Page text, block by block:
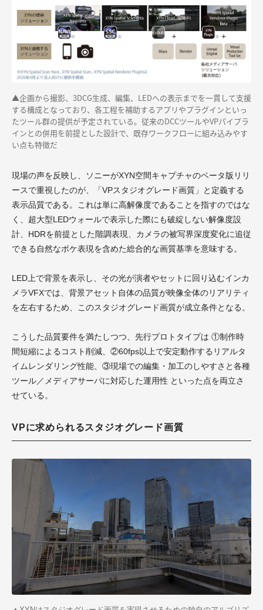
▲企画から撮影、3DCG生成、編集、LEDへの表示までを一貫して支援
する構成となっており、各工程を補助するアプリやプラグインといっ
たツール群の提供が予定されている。従来のDCCツールやVPパイプラ
インとの併用を前提とした設計で、既存ワークフローに組み込みやす
い点も特徴だ
現場の声を反映し、ソニーがXYN空間キャプチャのベータ版リリ
ースで重視したのが、「VPスタジオグレード画質」と定義する
表示品質である。これは単に高解像度であることを指すのではな
く、超大型LEDウォールで表示した際にも破綻しない解像度設
計、HDRを前提とした階調表現、カメラの被写界深度変化に追従
できる自然なボケ表現を含めた総合的な画質基準を意味する。
LED上で背景を表示し、その光が演者やセットに回り込むインカ
メラVFXでは、背景アセット自体の品質が映像全体のリアリティ
を左右するため、このスタジオグレード画質が成立条件となる。
こうした品質要件を満たしつつ、先行プロトタイプは ①制作時
間短縮によるコスト削減、②60fps以上で安定動作するリアルタ
イムレンダリング性能、③現場での編集・加工のしやすさと各種
ツール／メディアサーバに対応した運用性 といった点を両立さ
せている。
VPに求められるスタジオグレード画質